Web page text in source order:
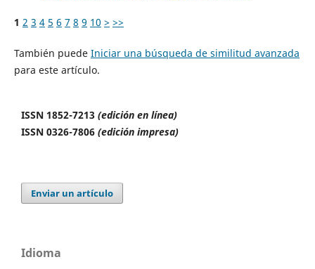
1 2 3 4 5 6 7 8 9 10 > >>
También puede Iniciar una búsqueda de similitud avanzada
para este artículo.
ISSN 1852-7213 (edición en línea)
ISSN 0326-7806 (edición impresa)
Enviar un artículo
Idioma